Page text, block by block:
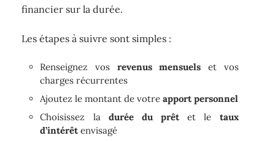
financier sur la durée.
Les étapes à suivre sont simples :
Renseignez vos revenus mensuels et vos
charges récurrentes
Ajoutez le montant de votreapport personnel
Choisissez la durée du prêtet le taux
d’intérêtenvisagé